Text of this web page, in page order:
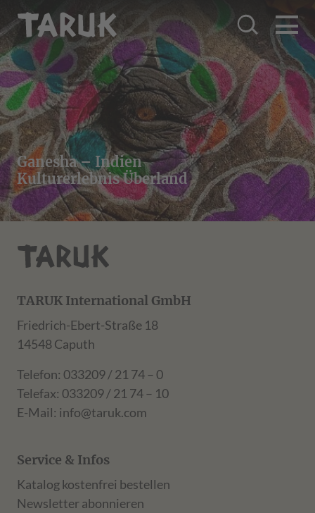
Ganesha – Indien
Kulturerlebnis Überland
TARUK International GmbH
Friedrich-Ebert-Straße 18
14548 Caputh
Telefon: 033209 / 21 74 – 0
Telefax: 033209 / 21 74 – 10
E-Mail: info@taruk.com
Service & Infos
Katalog kostenfrei bestellen
Newsletter abonnieren